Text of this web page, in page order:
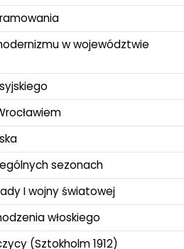
w województwie
sezonach
I wojny światowej
włoskiego
(Sztokholm 1912)